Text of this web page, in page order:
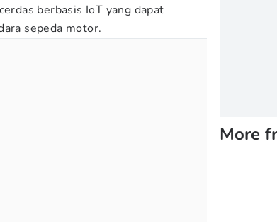
berbasis IoT yang dapat
sepeda motor.
More